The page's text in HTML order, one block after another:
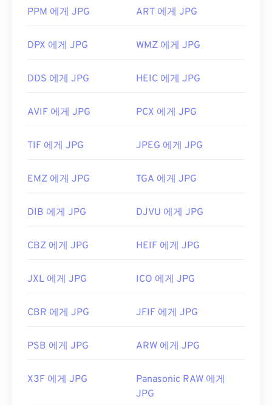
관련 JPG 도구:
세요
PPM 에게 JPG ART 에게 JPG
DPX 에게 JPG WMZ 에게 JPG
DDS 에게 JPG HEIC 에게 JPG
AVIF 에게 JPG PCX 에게 JPG
TIF 에게 JPG JPEG 에게 JPG
EMZ 에게 JPG TGA 에게 JPG
DIB 에게 JPG DJVU 에게 JPG
CBZ 에게 JPG HEIF 에게 JPG
JXL 에게 JPG ICO 에게 JPG
CBR 에게 JPG JFIF 에게 JPG
PSB 에게 JPG ARW 에게 JPG
X3F 에게 JPG
Panasonic RAW 에게
JPG